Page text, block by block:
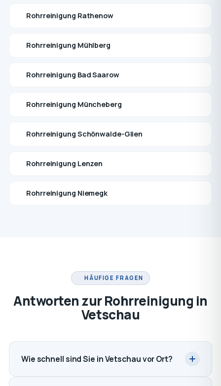
Rohrreinigung Rathenow
Rohrreinigung Mühlberg
Rohrreinigung Bad Saarow
Rohrreinigung Müncheberg
Rohrreinigung Schönwalde-Glien
Rohrreinigung Lenzen
Rohrreinigung Niemegk
HÄUFIGE FRAGEN
Antworten zur Rohrreinigung in
Vetschau
Wie schnell sind Sie in Vetschau vor Ort?